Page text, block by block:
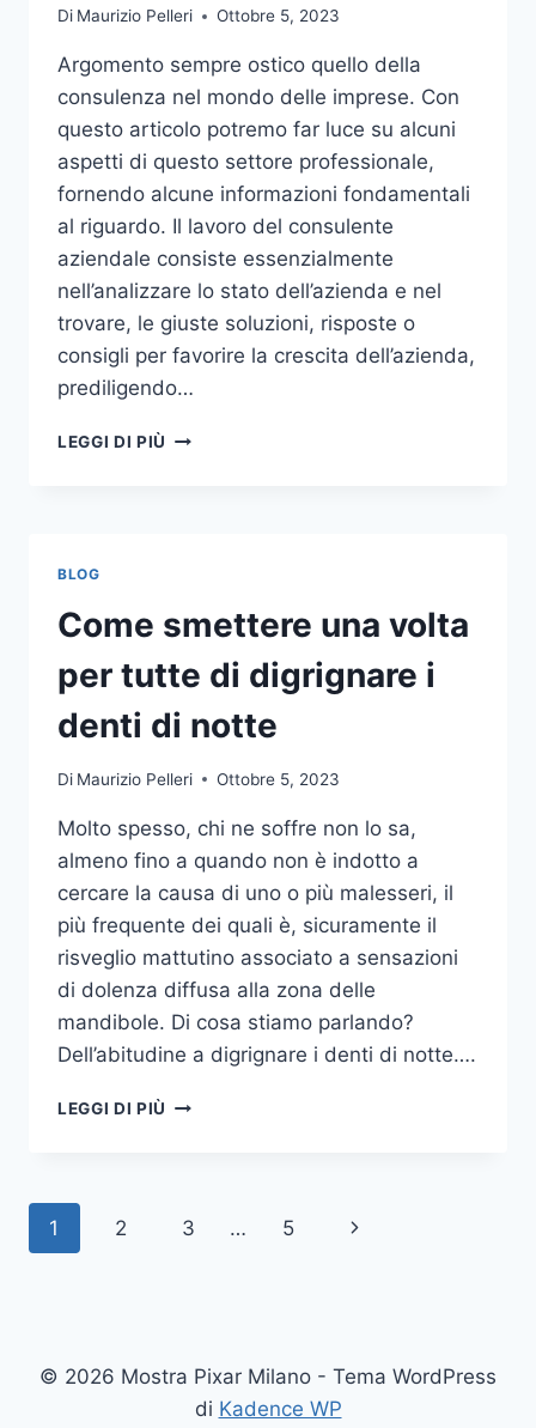
Di Maurizio Pelleri Ottobre 5, 2023
Argomento sempre ostico quello della
consulenza nel mondo delle imprese. Con
questo articolo potremo far luce su alcuni
aspetti di questo settore professionale,
fornendo alcune informazioni fondamentali
al riguardo. Il lavoro del consulente
aziendale consiste essenzialmente
nell’analizzare lo stato dell’azienda e nel
trovare, le giuste soluzioni, risposte o
consigli per favorire la crescita dell’azienda,
prediligendo…
LEGGI DI PIÙ IL
BLOG
Come smettere una volta
per tutte di digrignare i
denti di notte
Di Maurizio Pelleri Ottobre 5, 2023
Molto spesso, chi ne soffre non lo sa,
almeno fino a quando non è indotto a
cercare la causa di uno o più malesseri, il
più frequente dei quali è, sicuramente il
risveglio mattutino associato a sensazioni
di dolenza diffusa alla zona delle
mandibole. Di cosa stiamo parlando?
Dell’abitudine a digrignare i denti di notte….
LEGGI DI PIÙ COME
TUTTE
NOTTE
Navigazione
1 2 3 … 5
Pagina
© 2026 Mostra Pixar Milano - Tema WordPress
di Kadence WP